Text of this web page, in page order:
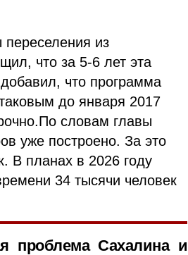
переселения из
что за 5-6 лет эта
что программа
до января 2017
словам главы
уже построено. За это
В планах в 2026 году
34 тысячи человек
проблема Сахалина и